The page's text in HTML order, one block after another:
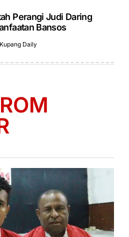
Perangi Judi Daring
Bansos
Daily